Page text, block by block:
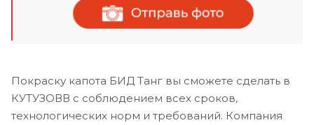
Покраску капота БИД Танг вы сможете сделать в
КУТУЗОВВ с соблюдением всех сроков,
технологических норм и требований. Компания